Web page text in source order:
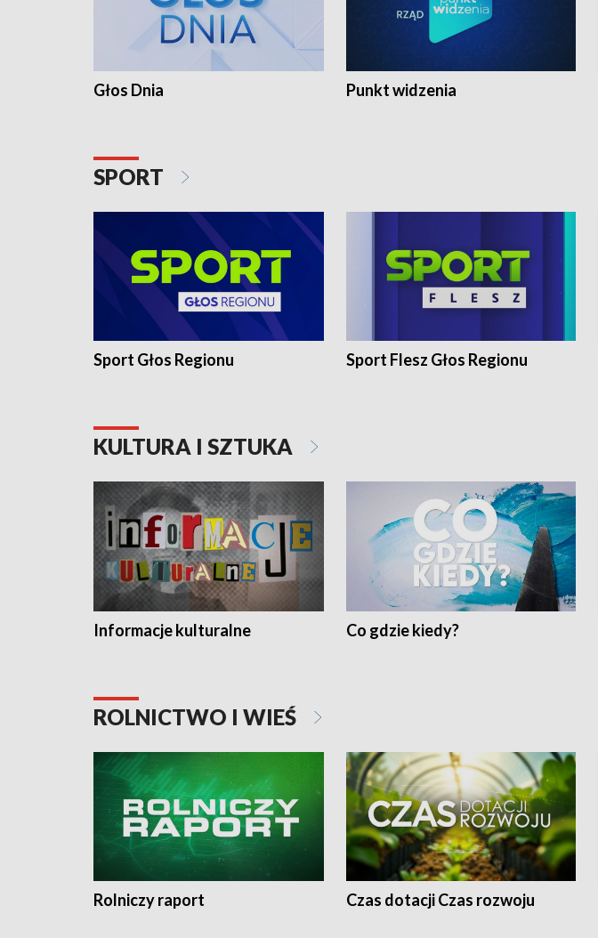
Głos Dnia Punkt widzenia
SPORT
Sport Głos Regionu Sport Flesz Głos Regionu
KULTURA I SZTUKA
Informacje kulturalne Co gdzie kiedy?
ROLNICTWO I WIEŚ
Rolniczy raport Czas dotacji Czas rozwoju